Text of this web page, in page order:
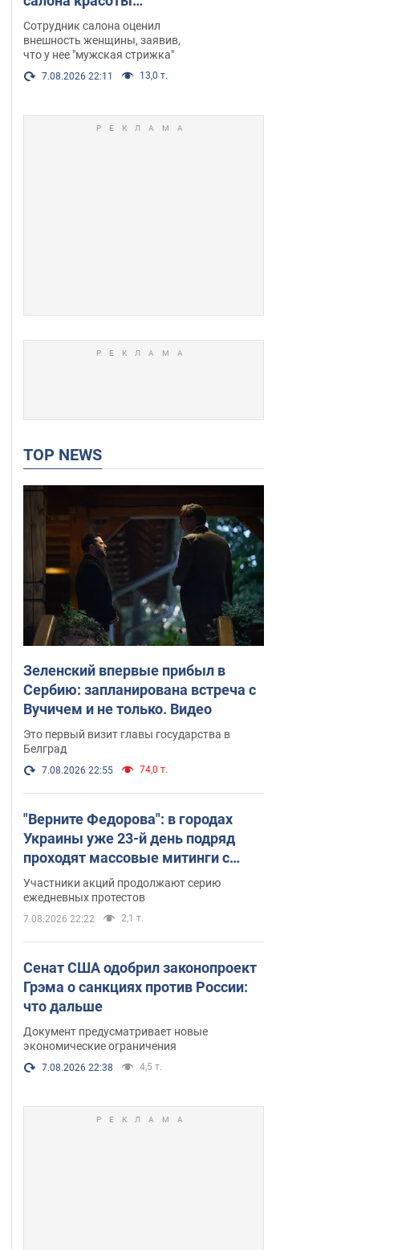
оскорбил женщину
после химиотерапии,
разгорелся скандал.
Фото
Сотрудник салона оценил
внешность женщины, заявив,
что у нее "мужская стрижка"
7.08.2026 22:11 13,0 т.
TOP NEWS
Зеленский впервые прибыл в
Сербию: запланирована встреча с
Вучичем и не только. Видео
Это первый визит главы государства в
Белград
7.08.2026 22:55 74,0 т.
"Верните Федорова": в городах
Украины уже 23-й день подряд
проходят массовые митинги с
плакатами. Фото и видео
Участники акций продолжают серию
ежедневных протестов
7.08.2026 22:22 2,1 т.
Сенат США одобрил законопроект
Грэма о санкциях против России:
что дальше
Документ предусматривает новые
экономические ограничения
7.08.2026 22:38 4,5 т.